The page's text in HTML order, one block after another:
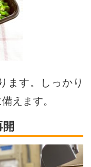
ます。しっかり
えます。